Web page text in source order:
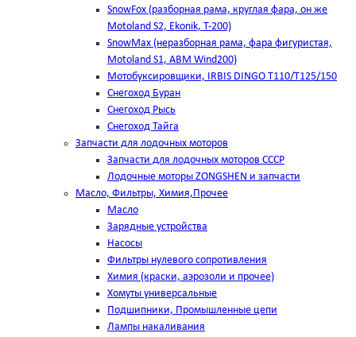
SnowFox (разборная рама, круглая фара, он же
Motoland S2, Ekonik, T-200)
SnowMax (неразборная рама, фара фигуристая,
Motoland S1, ABM Wind200)
Мотобуксировщики, IRBIS DINGO Т110/Т125/150
Снегоход Буран
Снегоход Рысь
Снегоход Тайга
Запчасти для лодочных моторов
Запчасти для лодочных моторов СССР
Лодочные моторы ZONGSHEN и запчасти
Масло, Фильтры, Химия,Прочее
Масло
Зарядные устройства
Насосы
Фильтры нулевого сопротивления
Химия (краски, аэрозоли и прочее)
Хомуты универсальные
Подшипники, Промышленные цепи
Лампы накаливания